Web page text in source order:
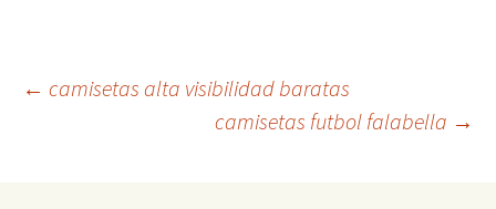
Navegación
← camisetas alta visibilidad baratas
camisetas futbol falabella →